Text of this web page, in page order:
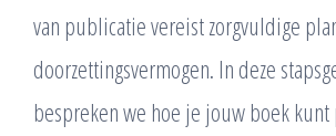
van publicatie vereist zorgvuldige
doorzettingsvermogen. In deze
bespreken we hoe je jouw boek